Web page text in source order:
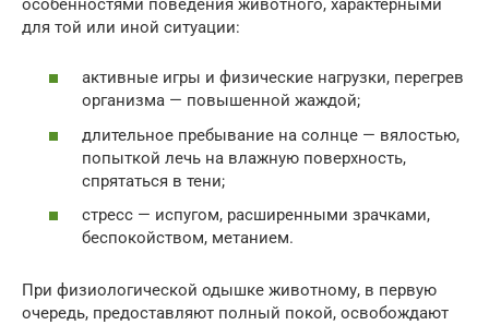
особенностями поведения животного, характерными
для той или иной ситуации:
активные игры и физические нагрузки, перегрев
организма — повышенной жаждой;
длительное пребывание на солнце — вялостью,
попыткой лечь на влажную поверхность,
спрятаться в тени;
стресс — испугом, расширенными зрачками,
беспокойством, метанием.
При физиологической одышке животному, в первую
очередь, предоставляют полный покой, освобождают